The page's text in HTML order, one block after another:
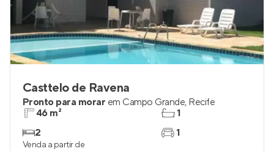
Casttelo de Ravena
Pronto para morar em Campo Grande, Recife
46 m²
2
1
1
Venda a partir de